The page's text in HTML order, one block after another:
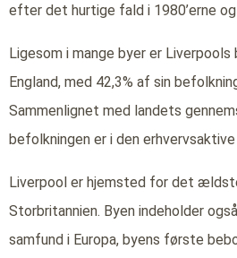
efter det hurtige fald i 1980’erne og
Ligesom i mange byer er
England, med 42,3% af sin
Sammenlignet med landets
befolkningen er i den erhvervsaktive
Liverpool er hjemsted for det
Storbritannien. Byen indeholder
samfund i Europa, byens første